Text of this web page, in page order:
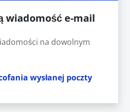
wiadomość e-mail
na dowolnym
wysłanej poczty